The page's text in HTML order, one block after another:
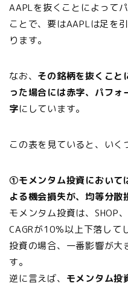
AAPLを抜くことによって
ことで、要はAAPLは足を
ります。
なお、 その銘柄を抜くこと
った場合には赤字、パフ
字にしています。
この表を見ていると、いく
①モメンタム投資において
よる機会損失が、均等分散
モメンタム投資は、SHOP
CAGRが10％以上下落して
投資の場合、一番影響が大
す。
逆に言えば、 モメンタム投